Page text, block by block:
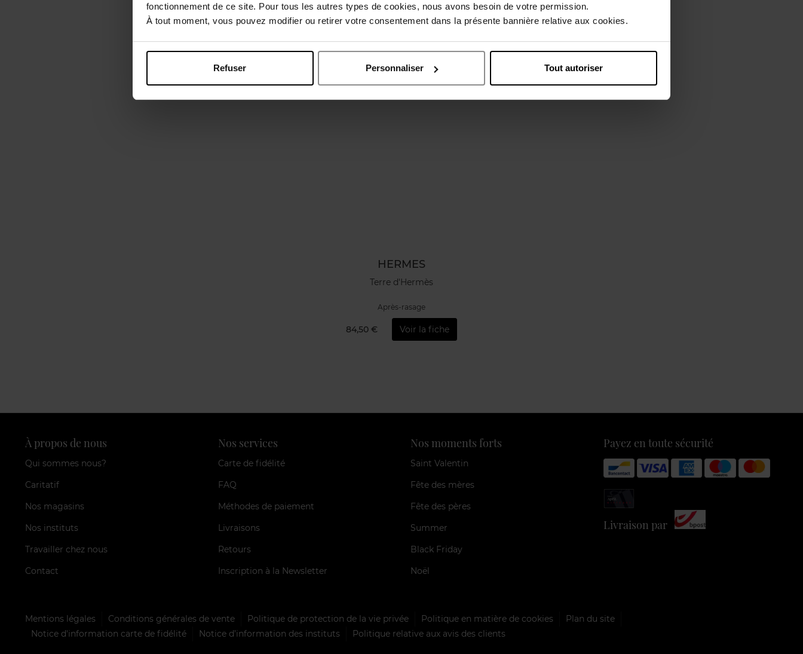
fonctionnement de ce site. Pour tous les autres types de cookies, nous avons besoin de votre permission.
À tout moment, vous pouvez modifier ou retirer votre consentement dans la présente bannière relative aux cookies.
Refuser Personnaliser Tout autoriser
Oublié quelque chose ?
Exclusivité Web
HERMES
Terre d'Hermès
Après-rasage
84,50 € Voir la fiche
À propos de nous
Qui sommes nous?
Caritatif
Nos magasins
Nos instituts
Travailler chez nous
Contact
Nos services
Carte de fidélité
FAQ
Méthodes de paiement
Livraisons
Retours
Inscription à la Newsletter
Nos moments forts
Saint Valentin
Fête des mères
Fête des pères
Summer
Black Friday
Noël
Payez en toute sécurité
Livraison par
Mentions légales Conditions générales de vente Politique de protection de la vie privée Politique en matière de cookies
Plan du site
Notice d'information carte de fidélité
Notice d’information des instituts Politique relative aux avis des clients